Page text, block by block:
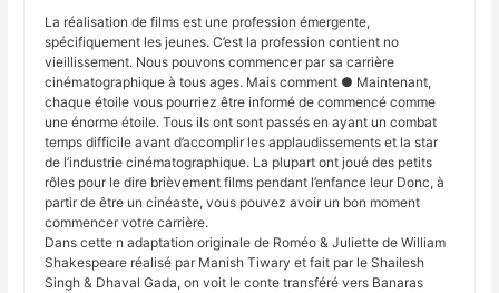
La réalisation de films est une profession émergente,
spécifiquement les jeunes. C’est la profession contient no
vieillissement. Nous pouvons commencer par sa carrière
cinématographique à tous ages. Mais comment ● Maintenant,
chaque étoile vous pourriez être informé de commencé comme
une énorme étoile. Tous ils ont sont passés en ayant un combat
temps difficile avant d’accomplir les applaudissements et la star
de l’industrie cinématographique. La plupart ont joué des petits
rôles pour le dire brièvement films pendant l’enfance leur Donc, à
partir de être un cinéaste, vous pouvez avoir un bon moment
commencer votre carrière.
Dans cette n adaptation originale de Roméo & Juliette de William
Shakespeare réalisé par Manish Tiwary et fait par le Shailesh
Singh & Dhaval Gada, on voit le conte transféré vers Banaras